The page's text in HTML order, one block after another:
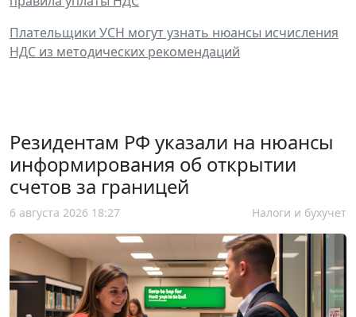
Плательщики УСН могут узнать нюансы исчисления
НДС из методических рекомендаций
Резидентам РФ указали на нюансы
информирования об открытии
счетов за границей
6 августа 2026 18:27 Налоги и бухучет